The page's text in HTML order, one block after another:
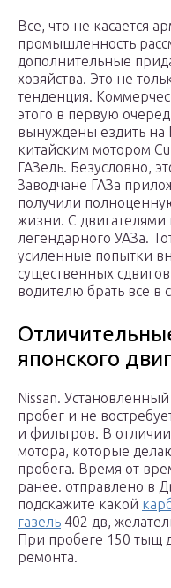
Все, что не касается
промышленность
дополнительные
хозяйства. Это не
тенденция.
этого в первую
вынуждены ездить на
китайским мотором
ГАЗель. Безусловно,
Заводчане ГАЗа
получили
жизни. С двигателями
легендарного УАЗа.
усиленные попытки
существенных
водителю брать все в
японского
Nissan.
пробег и не
и фильтров. В
мотора, которые
пробега. Время от
ранее. отправлено в
подскажите какой
газель 402 дв,
При пробеге 150 тыщ
ремонта.